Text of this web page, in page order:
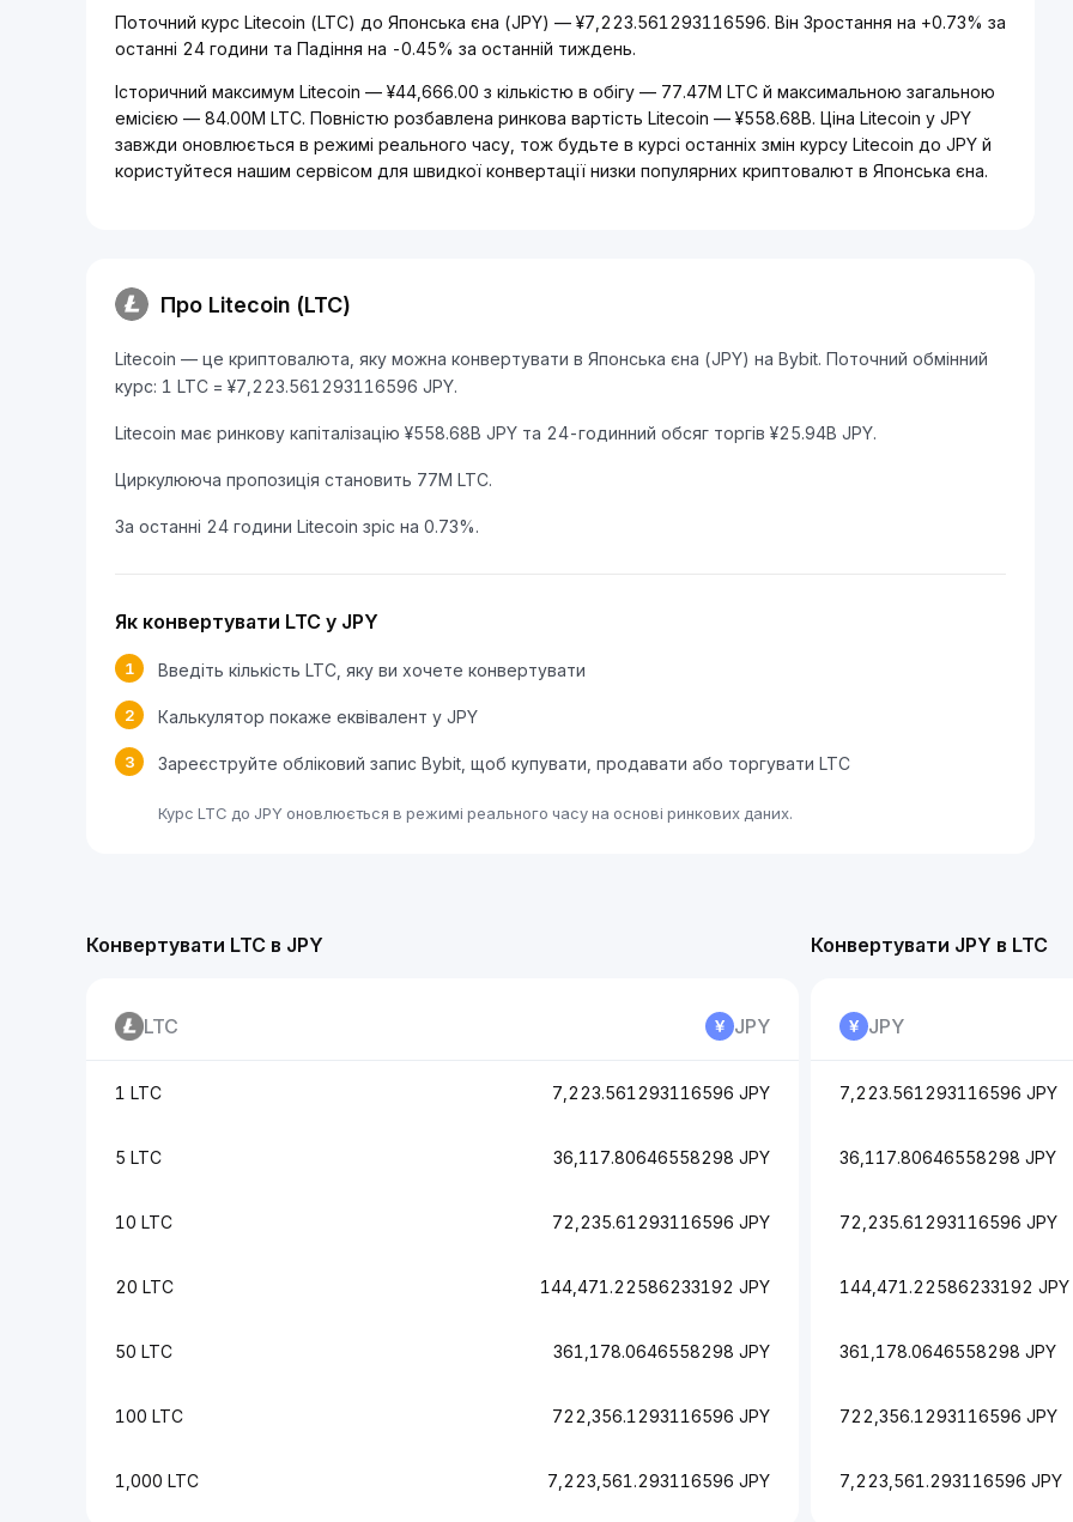
Поточний курс Litecoin (LTC) до Японська єна (JPY) — ¥7,223.561293116596. Він Зростання на +0.73% за
останні 24 години та Падіння на -0.45% за останній тиждень.
Історичний максимум Litecoin — ¥44,666.00 з кількістю в обігу — 77.47M LTC й максимальною загальною
емісією — 84.00M LTC. Повністю розбавлена ринкова вартість Litecoin — ¥558.68B. Ціна Litecoin у JPY
завжди оновлюється в режимі реального часу, тож будьте в курсі останніх змін курсу Litecoin до JPY й
користуйтеся нашим сервісом для швидкої конвертації низки популярних криптовалют в Японська єна.
Про Litecoin (LTC)
Litecoin — це криптовалюта, яку можна конвертувати в Японська єна (JPY) на Bybit. Поточний обмінний
курс: 1 LTC = ¥7,223.561293116596 JPY.
Litecoin має ринкову капіталізацію ¥558.68B JPY та 24-годинний обсяг торгів ¥25.94B JPY.
Циркулююча пропозиція становить 77M LTC.
За останні 24 години Litecoin зріс на 0.73%.
Як конвертувати LTC у JPY
1 Введіть кількість LTC, яку ви хочете конвертувати
2 Калькулятор покаже еквівалент у JPY
3 Зареєструйте обліковий запис Bybit, щоб купувати, продавати або торгувати LTC
Курс LTC до JPY оновлюється в режимі реального часу на основі ринкових даних.
Конвертувати LTC в JPY
LTC JPY
1 LTC 7,223.561293116596 JPY
5 LTC 36,117.80646558298 JPY
10 LTC 72,235.61293116596 JPY
20 LTC 144,471.22586233192 JPY
50 LTC 361,178.0646558298 JPY
100 LTC 722,356.1293116596 JPY
1,000 LTC 7,223,561.293116596 JPY
Конвертувати JPY в LTC
JPY
7,223.561293116596 JPY
36,117.80646558298 JPY
72,235.61293116596 JPY
144,471.22586233192 JPY
361,178.0646558298 JPY
722,356.1293116596 JPY
7,223,561.293116596 JPY